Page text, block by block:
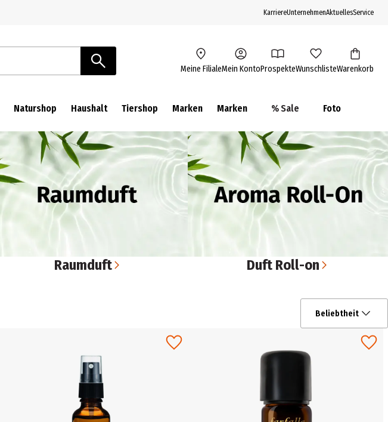
KarriereUnternehmenAktuellesService
Meine FilialeMein KontoProspekteWunschlisteWarenkorb
Naturshop Haushalt Tiershop Marken Marken % Sale Foto
Raumduft Duft Roll-on
Beliebtheit